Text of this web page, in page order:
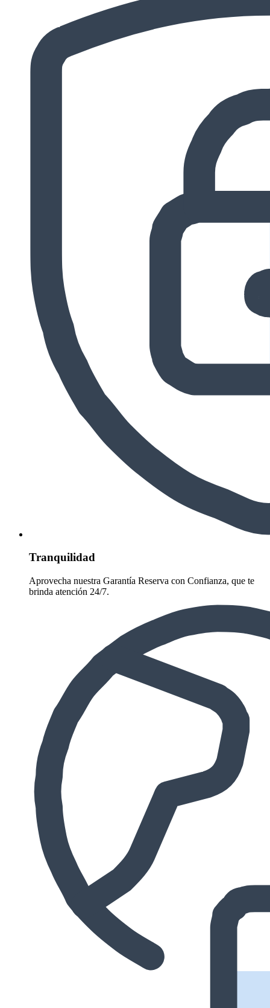
Tranquilidad
Aprovecha nuestra Garantía Reserva con Confianza, que te
brinda atención 24/7.